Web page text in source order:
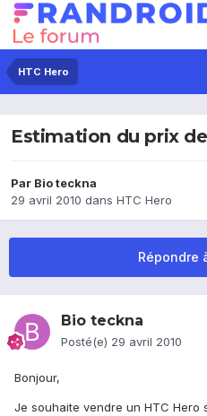
HTC Hero
Estimation du prix
Par Bio teckna
29 avril 2010 dans HTC Hero
Répondre
Bio teckna
Posté(e) 29 avril 2010
Bonjour,
Je souhaite vendre un HTC Hero